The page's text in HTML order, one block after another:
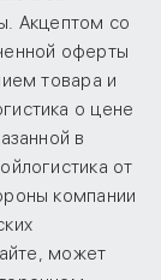
Акцептом со
оферты
товара и
о цене
в
от
компании
может